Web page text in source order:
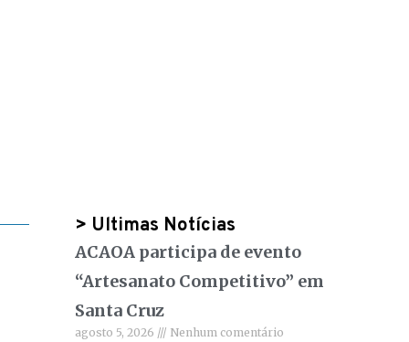
> Ultimas Notícias
ACAOA participa de evento
“Artesanato Competitivo” em
Santa Cruz
agosto 5, 2026 Nenhum comentário